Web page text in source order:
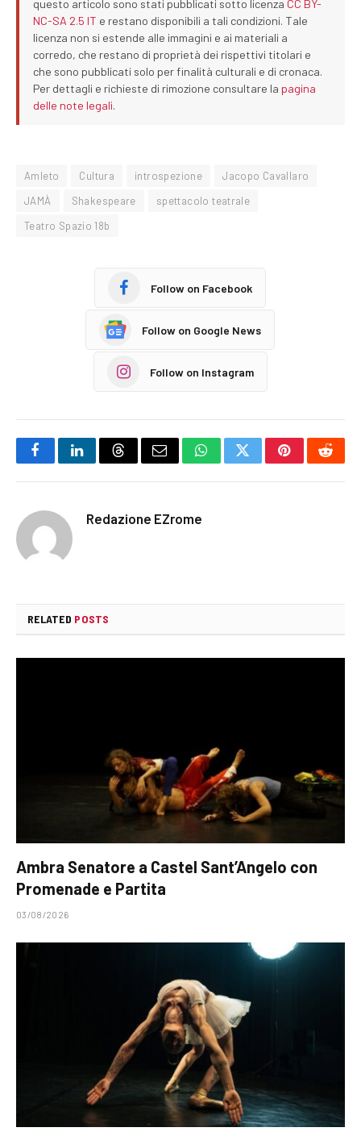
questo articolo sono stati pubblicati sotto licenza CC BY-
NC-SA 2.5 IT e restano disponibili a tali condizioni. Tale
licenza non si estende alle immagini e ai materiali a
corredo, che restano di proprietà dei rispettivi titolari e
che sono pubblicati solo per finalità culturali e di cronaca.
Per dettagli e richieste di rimozione consultare la pagina
delle note legali.
Amleto Cultura introspezione
Jacopo Cavallaro
JAMÀ
Shakespeare
spettacolo teatrale
Teatro Spazio 18b
Follow on Facebook
Follow on Google News
Follow on Instagram
FacebookLinkedInThreadsEmail WhatsAppTwitterPinterest
Redazione EZrome
RELATED POSTS
Ambra Senatore a Castel Sant’Angelo con
Promenade e Partita
03/08/2026